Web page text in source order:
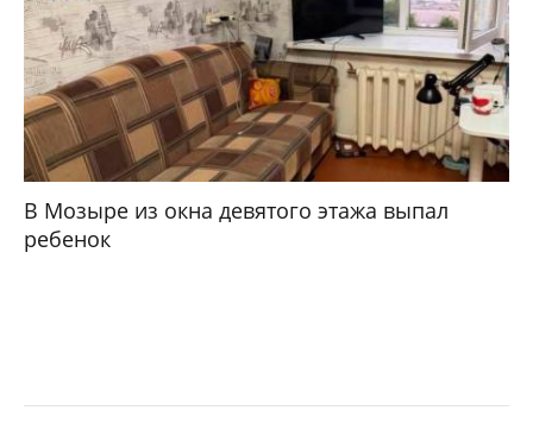
В Мозыре из окна девятого этажа выпал
ребенок